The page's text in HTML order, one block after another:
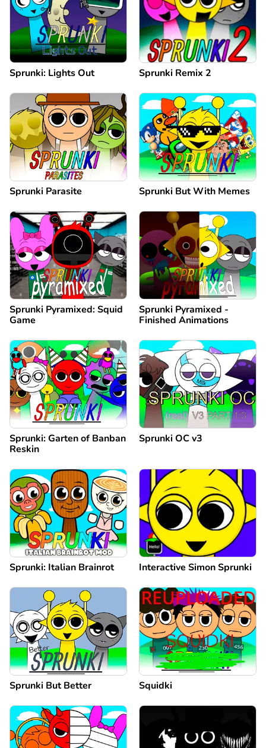
Sprunki: Lights Out Sprunki Remix 2
Sprunki Parasite Sprunki But With Memes
Sprunki Pyramixed: Squid
Game
Sprunki Pyramixed -
Finished Animations
Sprunki: Garten of Banban
Reskin
Sprunki OC v3
Sprunki: Italian Brainrot Interactive Simon Sprunki
Sprunki But Better Squidki